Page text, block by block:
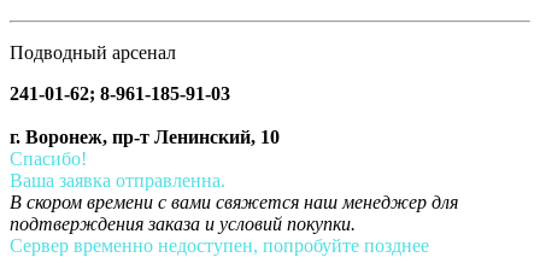
Подводный арсенал
241-01-62; 8-961-185-91-03
г. Воронеж, пр-т Ленинский, 10
Спасибо!
Ваша заявка отправленна.
В скором времени с вами свяжется наш менеджер для
подтверждения заказа и условий покупки.
Сервер временно недоступен, попробуйте позднее